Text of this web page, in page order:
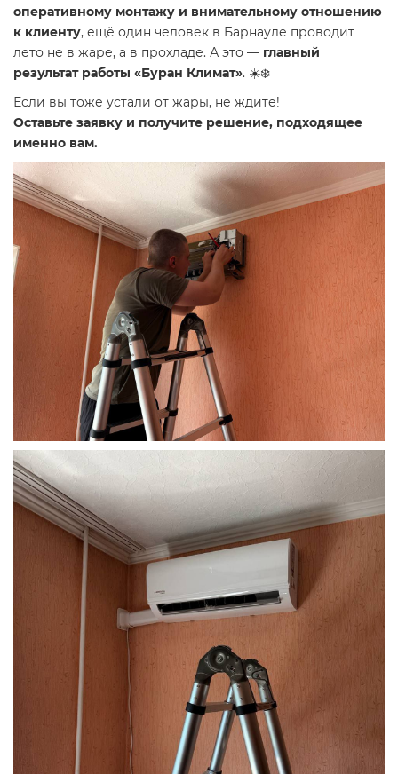
оперативному монтажу и внимательному отношению
к клиенту, ещё один человек в Барнауле проводит
лето не в жаре, а в прохладе. А это — главный
результат работы «Буран Климат». ☀️❄️
Если вы тоже устали от жары, не ждите!
Оставьте заявку и получите решение, подходящее
именно вам.